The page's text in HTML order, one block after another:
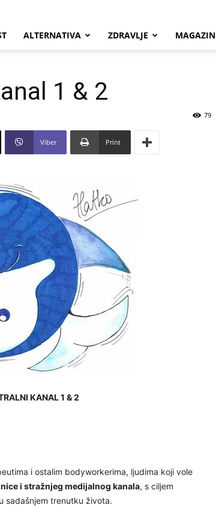
ALTERNATIVA ZDRAVLJE MAGAZIN
1 & 2
79
Viber Print
KANAL 1 & 2
i ostalim bodyworkerima, ljudima koji vole
i stražnjeg medijalnog kanala, s ciljem
sadašnjem trenutku života.